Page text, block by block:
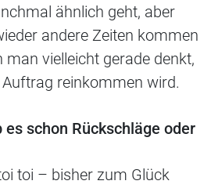
ähnlich geht, aber
andere Zeiten kommen
man vielleicht gerade denkt,
reinkommen wird.
es schon Rückschläge oder
toi – bisher zum Glück